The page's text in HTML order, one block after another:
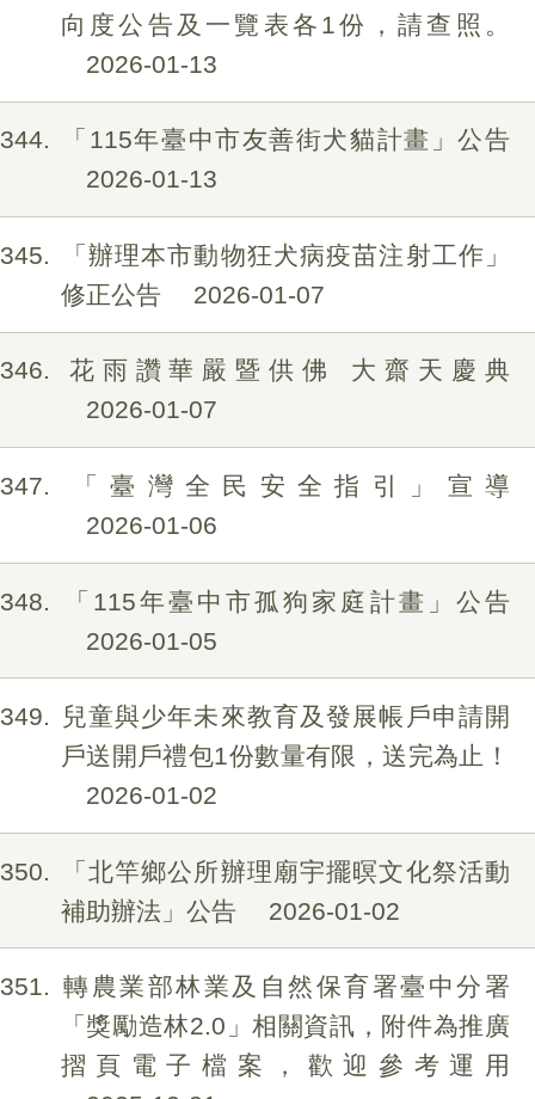
向度公告及一覽表各1份，請查照。
2026-01-13
344
「115年臺中市友善街犬貓計畫」公告
2026-01-13
345
「辦理本市動物狂犬病疫苗注射工作」
修正公告
2026-01-07
346
花雨讚華嚴暨供佛 大齋天慶典
2026-01-07
347
「臺灣全民安全指引」宣導
2026-01-06
348
「115年臺中市孤狗家庭計畫」公告
2026-01-05
349
兒童與少年未來教育及發展帳戶申請開
戶送開戶禮包1份數量有限，送完為止！
2026-01-02
350
「北竿鄉公所辦理廟宇擺暝文化祭活動
補助辦法」公告
2026-01-02
351
轉農業部林業及自然保育署臺中分署
「獎勵造林2.0」相關資訊，附件為推廣
摺頁電子檔案，歡迎參考運用